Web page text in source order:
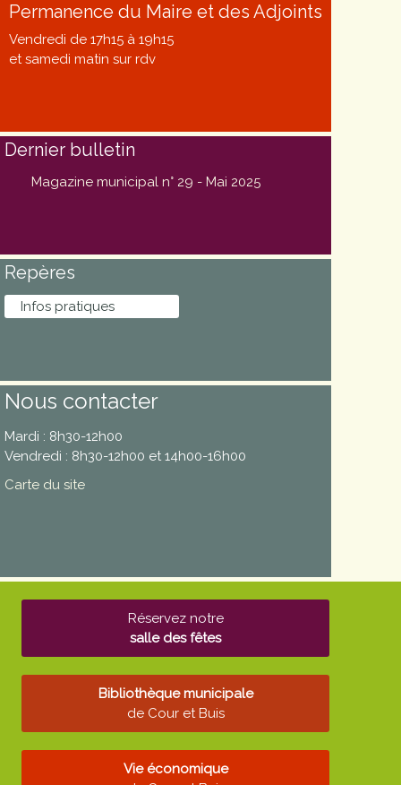
Permanence du Maire et des Adjoints
Vendredi de 17h15 à 19h15
et samedi matin sur rdv
Dernier bulletin
Magazine municipal n° 29 - Mai 2025
Repères
Infos pratiques
Nous contacter
Mardi : 8h30-12h00
Vendredi : 8h30-12h00 et 14h00-16h00
Carte du site
Réservez notre
salle des fêtes
Bibliothèque municipale
de Cour et Buis
Vie économique